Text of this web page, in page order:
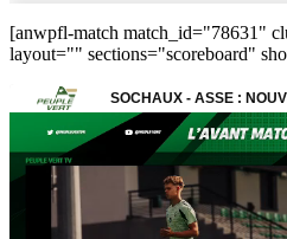
[anwpfl-match match_id="78631"
layout="" sections="scoreboard"